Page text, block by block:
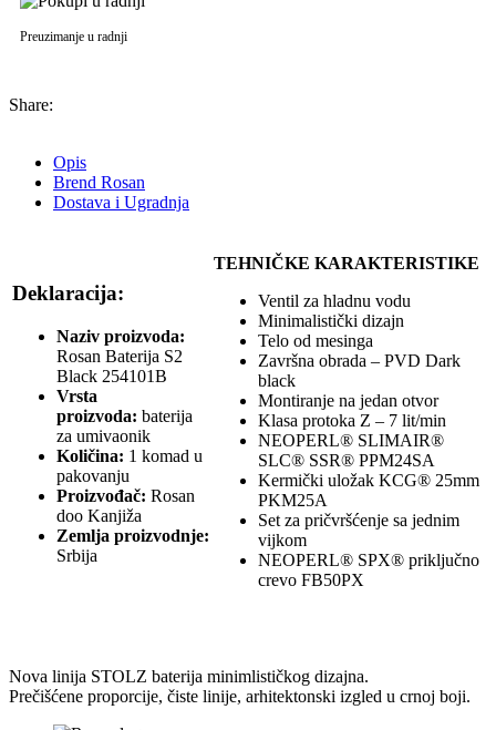
Preuzimanje u radnji
Share:
Opis
Brend Rosan
Dostava i Ugradnja
Deklaracija:
Naziv proizvoda:
Rosan Baterija S2
Black 254101B
Vrsta
proizvoda: baterija
za umivaonik
Količina: 1 komad u
pakovanju
Proizvođač: Rosan
doo Kanjiža
Zemlja proizvodnje:
Srbija
TEHNIČKE KARAKTERISTIKE
Ventil za hladnu vodu
Minimalistički dizajn
Telo od mesinga
Završna obrada – PVD Dark
black
Montiranje na jedan otvor
Klasa protoka Z – 7 lit/min
NEOPERL® SLIMAIR®
SLC® SSR® PPM24SA
Kermički uložak KCG® 25mm
PKM25A
Set za pričvršćenje sa jednim
vijkom
NEOPERL® SPX® priključno
crevo FB50PX
Nova linija STOLZ baterija minimlističkog dizajna.
Prečišćene proporcije, čiste linije, arhitektonski izgled u crnoj boji.